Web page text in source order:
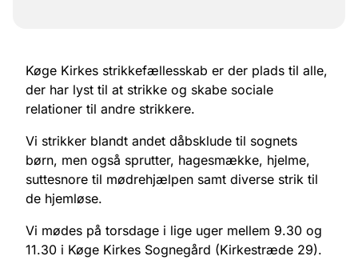
Køge Kirkes strikkefællesskab er der plads til alle,
der har lyst til at strikke og skabe sociale
relationer til andre strikkere.
Vi strikker blandt andet dåbsklude til sognets
børn, men også sprutter, hagesmække, hjelme,
suttesnore til mødrehjælpen samt diverse strik til
de hjemløse.
Vi mødes på torsdage i lige uger mellem 9.30 og
11.30 i Køge Kirkes Sognegård (Kirkestræde 29).